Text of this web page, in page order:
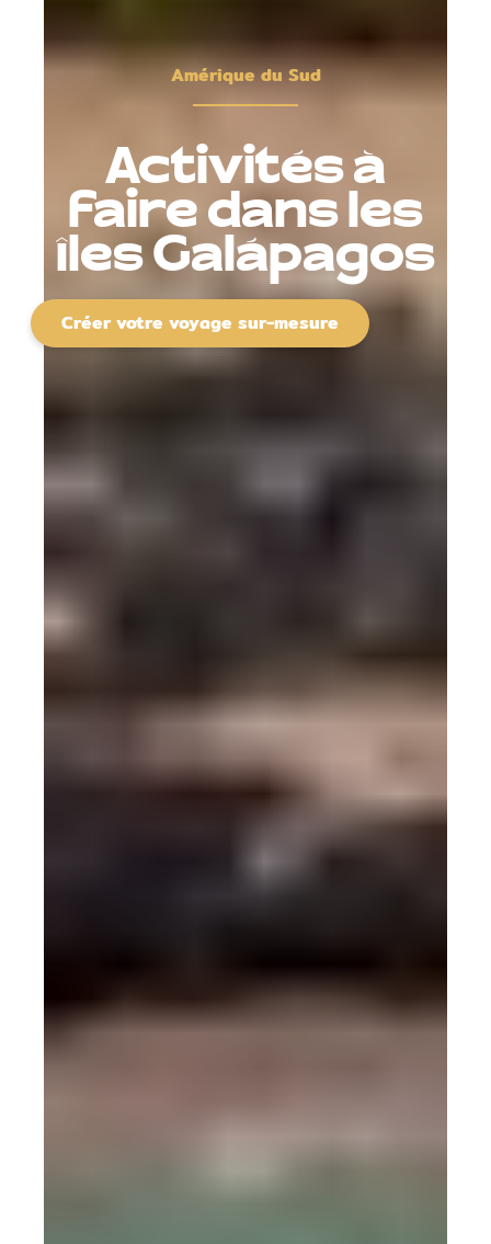
Amérique du Sud
Activités à
faire dans les
îles Galápagos
Créer votre voyage sur-mesure